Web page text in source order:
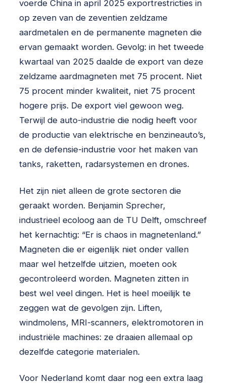
voerde China in april 2025 exportrestricties in
op zeven van de zeventien zeldzame
aardmetalen en de permanente magneten die
ervan gemaakt worden. Gevolg: in het tweede
kwartaal van 2025 daalde de export van deze
zeldzame aardmagneten met 75 procent. Niet
75 procent minder kwaliteit, niet 75 procent
hogere prijs. De export viel gewoon weg.
Terwijl de auto-industrie die nodig heeft voor
de productie van elektrische en benzineauto’s,
en de defensie-industrie voor het maken van
tanks, raketten, radarsystemen en drones.
Het zijn niet alleen de grote sectoren die
geraakt worden. Benjamin Sprecher,
industrieel ecoloog aan de TU Delft, omschreef
het kernachtig: “Er is chaos in magnetenland.”
Magneten die er eigenlijk niet onder vallen
maar wel hetzelfde uitzien, moeten ook
gecontroleerd worden. Magneten zitten in
best wel veel dingen. Het is heel moeilijk te
zeggen wat de gevolgen zijn. Liften,
windmolens, MRI-scanners, elektromotoren in
industriële machines: ze draaien allemaal op
dezelfde categorie materialen.
Voor Nederland komt daar nog een extra laag